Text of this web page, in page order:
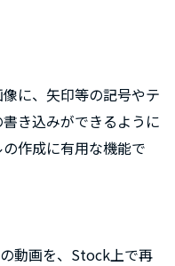
に、矢印等の記号やテ
き込みができるように
作成に有用な機能で
動画を、Stock上で再